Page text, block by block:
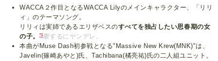
WACCA２作目となるWACCA Lilyのメインキャラクター、「リリ
ィ」のテーマソング。
リリィは実姉であるエリザベスのすべてを独占したい思春期の女
の子。
*1要するにヤンデレ。
本曲がMuse Dash初参戦となる"Massive New Krew(MNK)"は、
Javelin(篠崎あやと)氏、Tachibana(橘亮祐)氏の二人組ユニット。